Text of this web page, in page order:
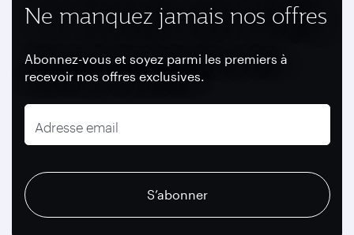
Ne manquez jamais nos offres
Abonnez-vous et soyez parmi les premiers à
recevoir nos offres exclusives.
Adresse email
S’abonner